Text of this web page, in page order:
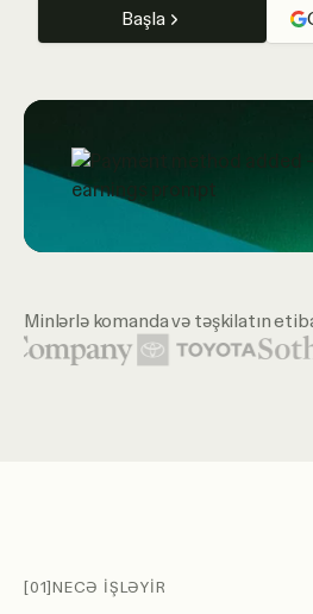
Başla
Minlərlə komanda və təşkilatın
[01]NECƏ İŞLƏYİR